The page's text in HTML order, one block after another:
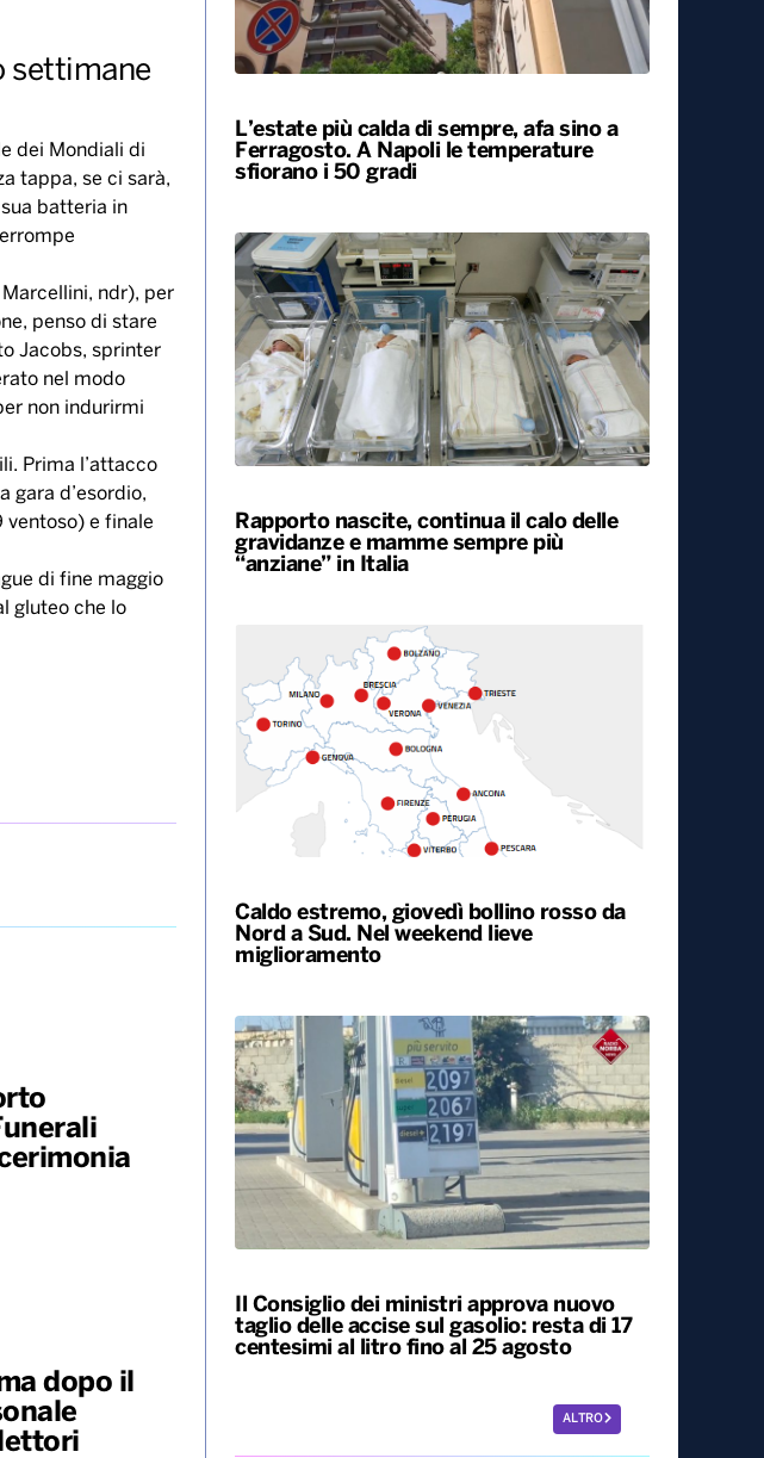
settimane
dei Mondiali di
tappa, se ci sarà,
batteria in
ndr), per
penso di stare
Jacobs, sprinter
nel modo
non indurirmi
Prima l’attacco
gara d’esordio,
ventoso) e finale
di fine maggio
gluteo che lo
dopo il
L’estate più calda di sempre, afa sino a
Ferragosto. A Napoli le temperature
sfiorano i 50 gradi
Rapporto nascite, continua il calo delle
gravidanze e mamme sempre più
“anziane” in Italia
Caldo estremo, giovedì bollino rosso da
Nord a Sud. Nel weekend lieve
miglioramento
Il Consiglio dei ministri approva nuovo
taglio delle accise sul gasolio: resta di 17
centesimi al litro fino al 25 agosto
ALTRO